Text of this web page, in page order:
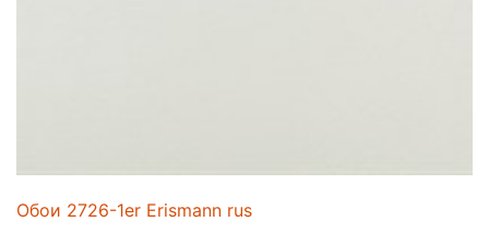
Обои 2726-1er Erismann rus